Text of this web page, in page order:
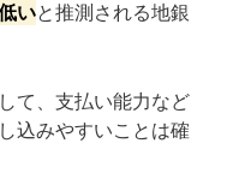
いと推測される地銀
て、支払い能力など
込みやすいことは確